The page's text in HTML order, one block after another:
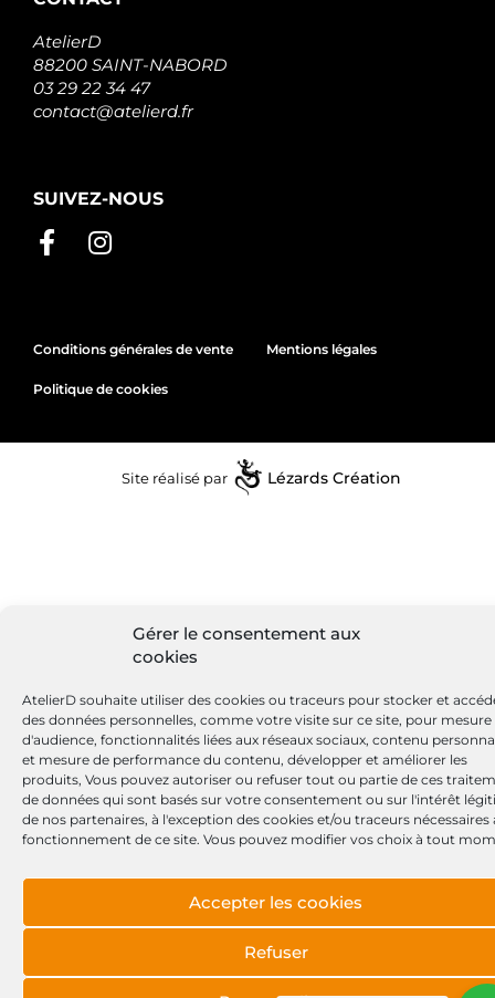
Gérer le consentement aux
cookies
AtelierD souhaite utiliser des cookies ou traceurs pour stocker et
des données personnelles, comme votre visite sur ce site, pour mesure
d'audience, fonctionnalités liées aux réseaux sociaux, contenu
et mesure de performance du contenu, développer et améliorer les
produits, Vous pouvez autoriser ou refuser tout ou partie de ces
de données qui sont basés sur votre consentement ou sur l'intérêt
de nos partenaires, à l'exception des cookies et/ou traceurs nécessaires
fonctionnement de ce site. Vous pouvez modifier vos choix à tout
Accepter les cookies
Refuser
AtelierD
88200 SAINT-NABORD
03 29 22 34 47
contact@atelierd.fr
SUIVEZ-NOUS
Conditions générales de vente Mentions légales
Politique de cookies
Site réalisé par Lézards Création